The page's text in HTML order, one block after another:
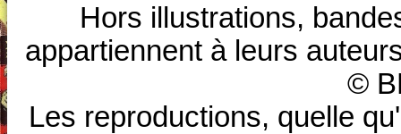
Hors illustrations,
appartiennent à leurs
©
Les reproductions, quelle